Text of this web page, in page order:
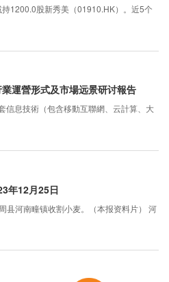
1200.0股新秀美（01910.HK）。近5个
運營形式及市場远景研讨報告
信息技術（包含移動互聯網、云計算、大
年12月25日
县河南疃镇收割小麦。（本报资料片） 河